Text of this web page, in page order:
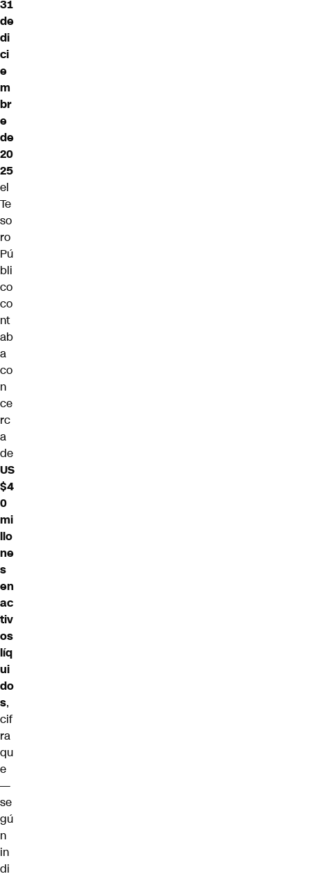
31
de
di
ci
e
m
br
e
de
20
25
el
Te
so
ro
Pú
bli
co
co
nt
ab
a
co
n
ce
rc
a
de
US
$4
0
mi
llo
ne
s
en
ac
tiv
os
líq
ui
do
s,
cif
ra
qu
e
—
se
gú
n
in
di